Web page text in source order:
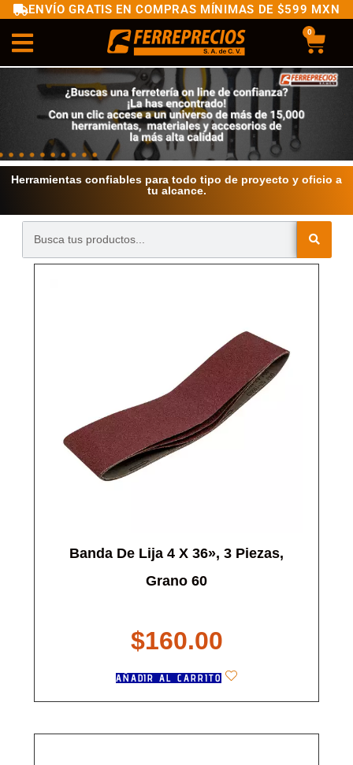
ENVÍO GRATIS EN COMPRAS MÍNIMAS DE $599 MXN
0
Herramientas confiables para todo tipo de proyecto y oficio a
tu alcance.
Banda De Lija 4 X 36», 3 Piezas,
Grano 60
$160.00
AÑADIR AL CARRITO